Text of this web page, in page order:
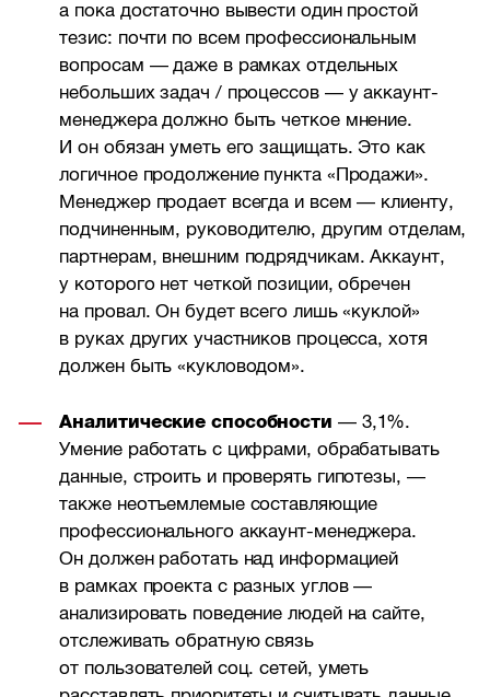
а пока достаточно вывести один простой
тезис: почти по всем профессиональным
вопросам — даже в рамках отдельных
небольших задач / процессов — у аккаунт-
менеджера должно быть четкое мнение.
И он обязан уметь его защищать. Это как
логичное продолжение пункта «Продажи».
Менеджер продает всегда и всем — клиенту,
подчиненным, руководителю, другим отделам,
партнерам, внешним подрядчикам. Аккаунт,
у которого нет четкой позиции, обречен
на провал. Он будет всего лишь «куклой»
в руках других участников процесса, хотя
должен быть «кукловодом».
Аналитические способности — 3,1%.
Умение работать с цифрами, обрабатывать
данные, строить и проверять гипотезы, —
также неотъемлемые составляющие
профессионального аккаунт-менеджера.
Он должен работать над информацией
в рамках проекта с разных углов —
анализировать поведение людей на сайте,
отслеживать обратную связь
от пользователей соц. сетей, уметь